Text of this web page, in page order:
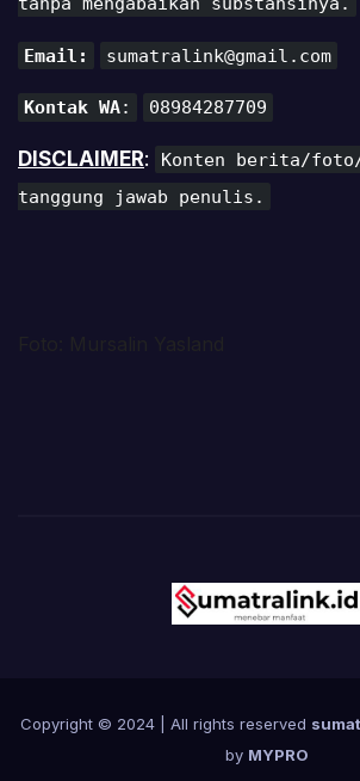
Email: sumatralink@gmail.com
Kontak WA: 08984287709
DISCLAIMER:
Konten berita/
tanggung jawab penulis.
Copyright © 2024 | All rights reserved
by MYPRO